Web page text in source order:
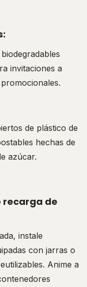
invitaciones a
de plástico de
hechas de
azúcar.
recarga de
instale
con jarras o
Anime a